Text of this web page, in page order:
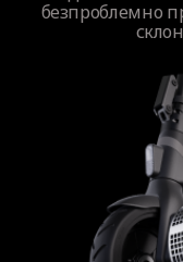
безпроблемно